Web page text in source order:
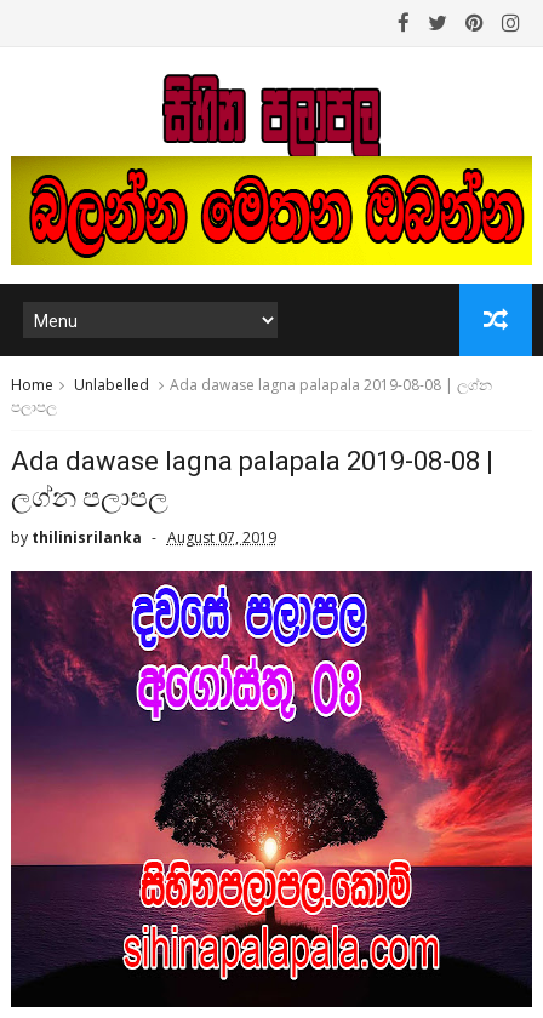
Home Unlabelled
Ada dawase lagna palapala 2019-08-08 | ලග්න
පලාපල
Ada dawase lagna palapala 2019-08-08 |
ලග්න පලාපල
by thilinisrilanka August 07, 2019